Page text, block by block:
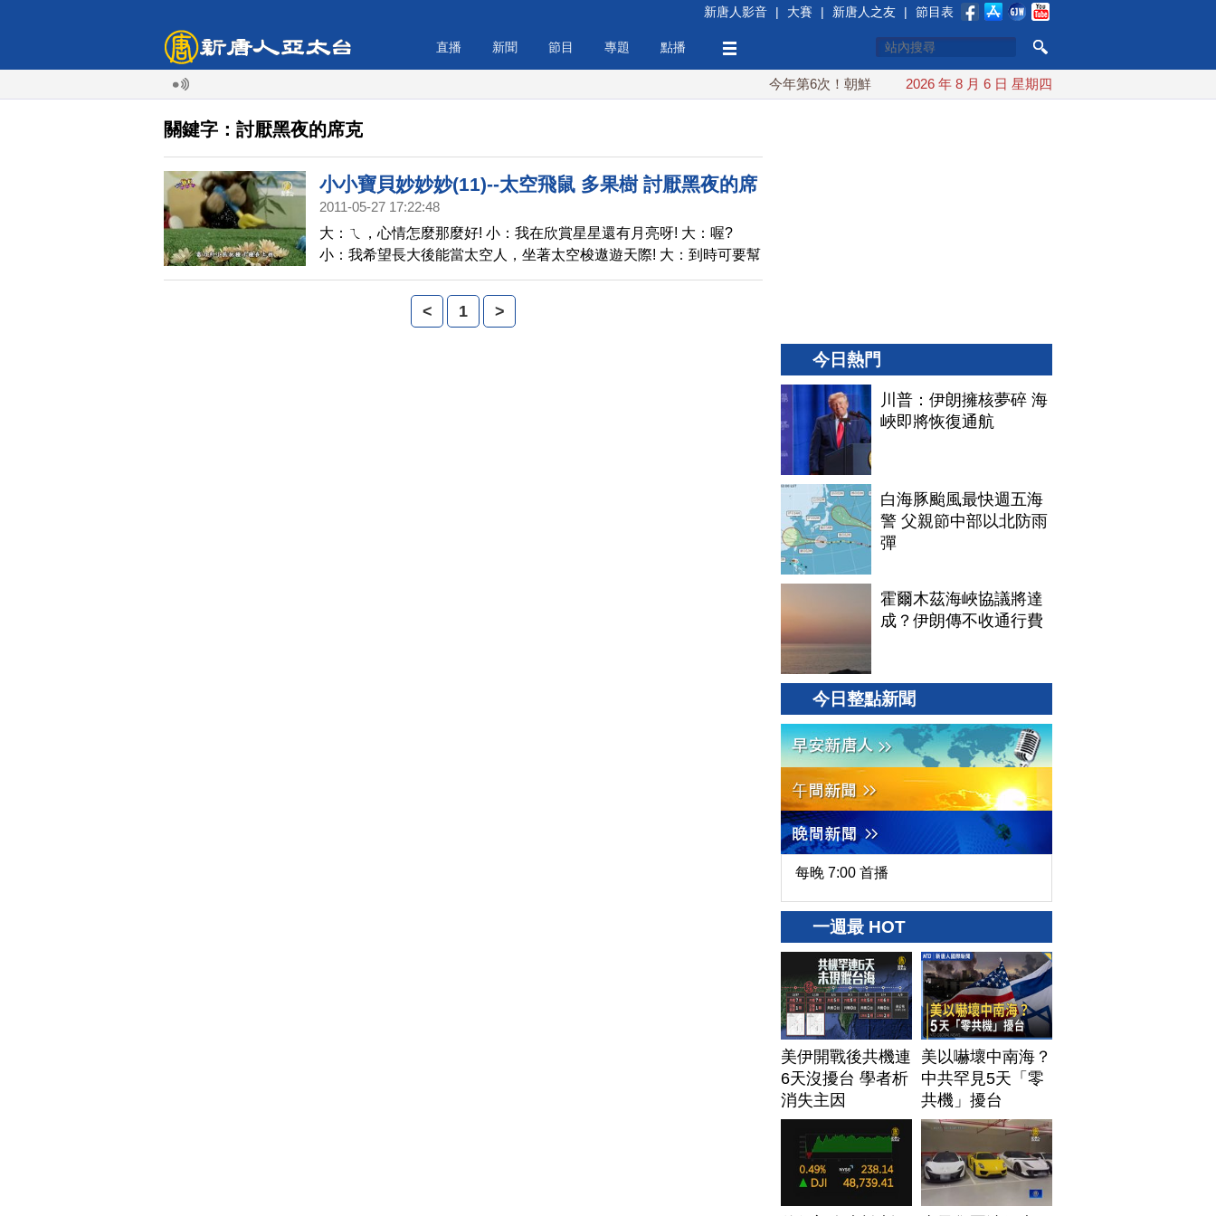
新唐人影音 | 大賽 | 新唐人之友 | 節目表
直播 新聞 節目 專題 點播
今年第6次！朝鮮發射彈道導彈 落日本EEZ外
2026 年 8 月 6 日 星期四
關鍵字：討厭黑夜的席克
小小寶貝妙妙妙(11)--太空飛鼠 多果樹 討厭黑夜的席
克
2011-05-27 17:22:48
大：ㄟ，心情怎麼那麼好! 小：我在欣賞星星還有月亮呀! 大：喔?
小：我希望長大後能當太空人，坐著太空梭遨遊天際! 大：到時可要幫
我看看月亮上有沒有嫦娥喔 ! 小：那沒問題! 大：不錯喔? 從小就有個
大志向。 小：長大後，我希望能先去看月亮姐姐、再去拜訪太陽公
公、再去看其他的星球。 大：太陽很熱耶，妳敢去呀! 小： Of
< 1 >
今日熱門
川普：伊朗擁核夢碎 海
峽即將恢復通航
白海豚颱風最快週五海
警 父親節中部以北防雨
彈
霍爾木茲海峽協議將達
成？伊朗傳不收通行費
今日整點新聞
每晚 7:00 首播
一週最 HOT
美伊開戰後共機連
6天沒擾台 學者析
消失主因
美以嚇壞中南海？
中共罕見5天「零
共機」擾台